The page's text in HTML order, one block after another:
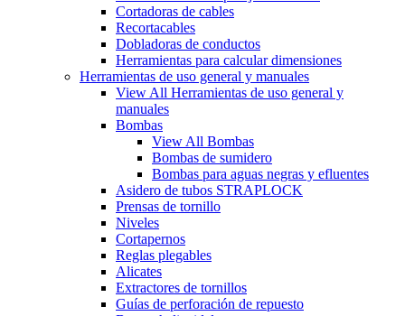
Cortadoras de cables
Recortacables
Dobladoras de conductos
Herramientas para calcular dimensiones
Herramientas de uso general y manuales
View All Herramientas de uso general y
manuales
Bombas
View All Bombas
Bombas de sumidero
Bombas para aguas negras y efluentes
Asidero de tubos STRAPLOCK
Prensas de tornillo
Niveles
Cortapernos
Reglas plegables
Alicates
Extractores de tornillos
Guías de perforación de repuesto